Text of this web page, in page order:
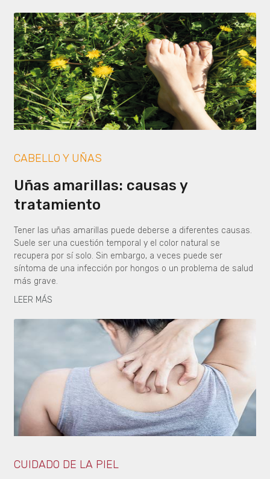
CABELLO Y UÑAS
Uñas amarillas: causas y
tratamiento
Tener las uñas amarillas puede deberse a diferentes causas.
Suele ser una cuestión temporal y el color natural se
recupera por sí solo. Sin embargo, a veces puede ser
síntoma de una infección por hongos o un problema de salud
más grave.
LEER MÁS
CUIDADO DE LA PIEL